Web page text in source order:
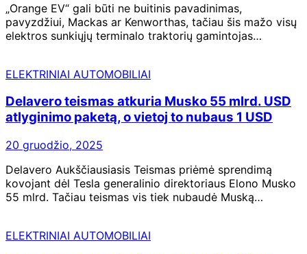
„Orange EV“ gali būti ne buitinis pavadinimas,
pavyzdžiui, Mackas ar Kenworthas, tačiau šis mažo visų
elektros sunkiųjų terminalo traktorių gamintojas…
ELEKTRINIAI AUTOMOBILIAI
Delavero teismas atkuria Musko 55 mlrd. USD
atlyginimo paketą, o vietoj to nubaus 1 USD
20 gruodžio, 2025
Delavero Aukščiausiasis Teismas priėmė sprendimą
kovojant dėl ​​Tesla generalinio direktoriaus Elono Musko
55 mlrd. Tačiau teismas vis tiek nubaudė Muską…
ELEKTRINIAI AUTOMOBILIAI